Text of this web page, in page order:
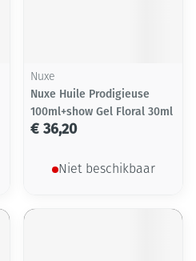
Nuxe
Nuxe Huile Prodigieuse
100ml+show Gel Floral 30ml
€ 36,20
Niet beschikbaar